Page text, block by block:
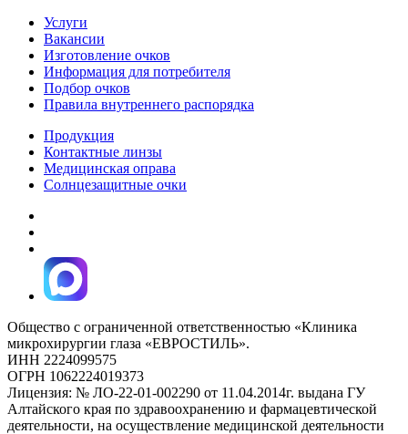
Услуги
Вакансии
Изготовление очков
Информация для потребителя
Подбор очков
Правила внутреннего распорядка
Продукция
Контактные линзы
Медицинская оправа
Солнцезащитные очки
Общество с ограниченной ответственностью «Клиника
микрохирургии глаза «ЕВРОСТИЛЬ».
ИНН 2224099575
ОГРН 1062224019373
Лицензия: № ЛО-22-01-002290 от 11.04.2014г. выдана ГУ
Алтайского края по здравоохранению и фармацевтической
деятельности, на осуществление медицинской деятельности